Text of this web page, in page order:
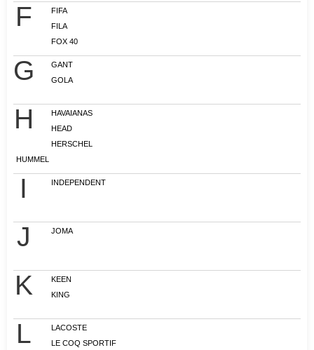
F
FIFA
FILA
FOX 40
G
GANT
GOLA
H
HAVAIANAS
HEAD
HERSCHEL
HUMMEL
I INDEPENDENT
J JOMA
K
KEEN
KING
L
LACOSTE
LE COQ SPORTIF